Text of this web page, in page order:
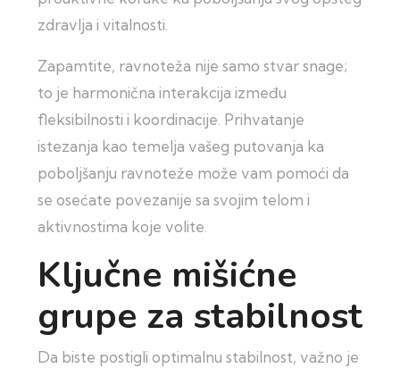
zdravlja i vitalnosti.
Zapamtite, ravnoteža nije samo stvar snage;
to je harmonična interakcija između
fleksibilnosti i koordinacije. Prihvatanje
istezanja kao temelja vašeg putovanja ka
poboljšanju ravnoteže može vam pomoći da
se osećate povezanije sa svojim telom i
aktivnostima koje volite.
Ključne mišićne
grupe za stabilnost
Da biste postigli optimalnu stabilnost, važno je